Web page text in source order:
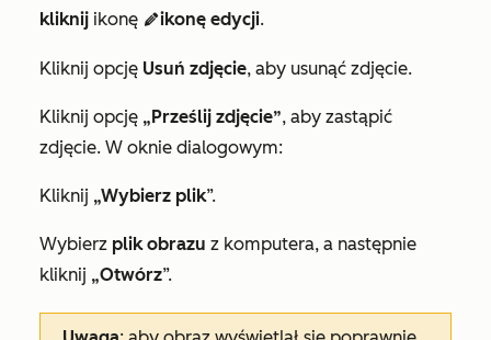
kliknij ikonę editikonę edycji.
Kliknij opcję Usuń zdjęcie, aby usunąć zdjęcie.
Kliknij opcję „Prześlij zdjęcie”, aby zastąpić
zdjęcie. W oknie dialogowym:
Kliknij „Wybierz plik”.
Wybierz plik obrazu z komputera, a następnie
kliknij „Otwórz”.